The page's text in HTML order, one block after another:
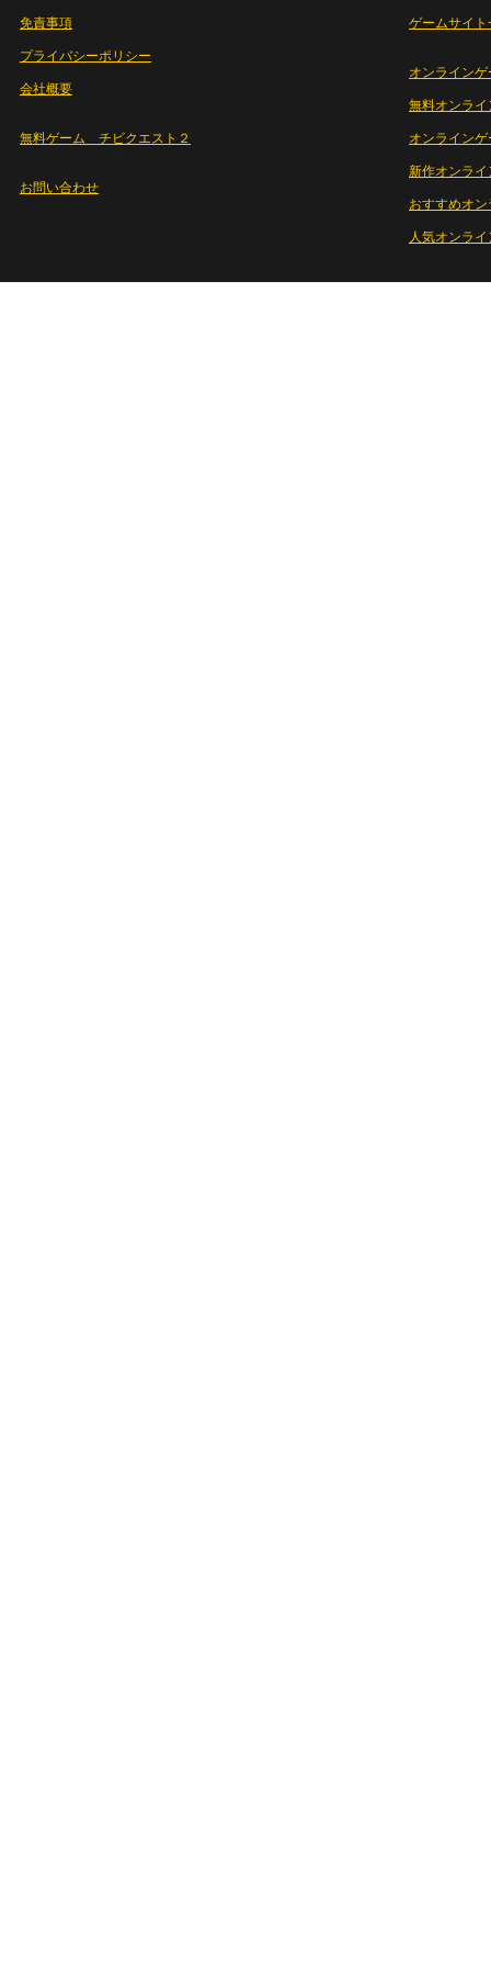
免責事項
プライバシーポリシー
会社概要
無料ゲーム チビクエスト２
お問い合わせ
ゲームサイト
オンラインゲ
無料オンライ
オンライン
新作オンライ
おすすめオ
人気オンラ